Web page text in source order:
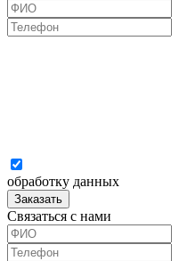
обработку данных
Заказать
Связаться с нами